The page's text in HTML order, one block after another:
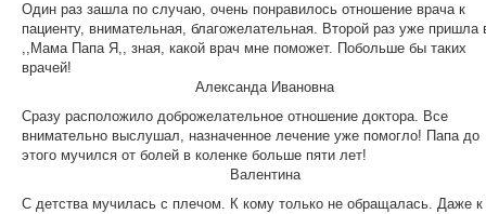
Один раз зашла по случаю, очень понравилось отношение врача к
пациенту, внимательная, благожелательная. Второй раз уже пришла
,,Мама Папа Я,, зная, какой врач мне поможет. Побольше бы таких
врачей!
Александа Ивановна
Сразу расположило доброжелательное отношение доктора. Все
внимательно выслушал, назначенное лечение уже помогло! Папа до
этого мучился от болей в коленке больше пяти лет!
Валентина
С детства мучилась с плечом. К кому только не обращалась. Даже к